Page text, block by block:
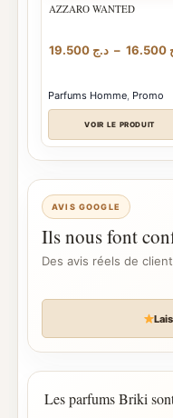
AZZARO WANTED
– د.ج
Parfums Homme, Promo
VOIR LE PRODUIT
AVIS GOOGLE
Ils nous font
Des avis réels de
Les parfums Briki